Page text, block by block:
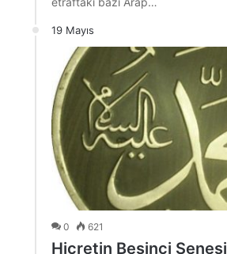
19 Mayıs
0 621
Hicretin Beşinci Senesi